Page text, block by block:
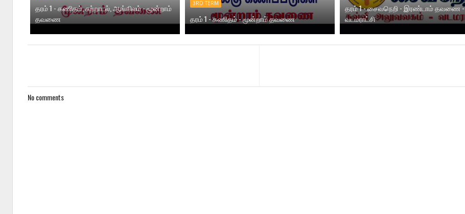
தரம் 1 - கணிதம், சுற்றாடல், ஆங்கிலம் - மூன்றாம்
தவணை
3RD TERM
தரம் 1 - கணிதம் - மூன்றாம் தவணை
தரம் 1 - சைவநெறி - இரண்டாம் தவணை -
வடமராட்சி
No comments